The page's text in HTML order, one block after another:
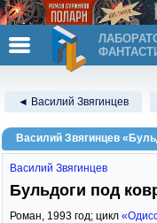
◄ Василий Звягинцев
Василий Звягинцев
Василий Звягинцев
Бульдоги под
Роман, 1993 год; цикл